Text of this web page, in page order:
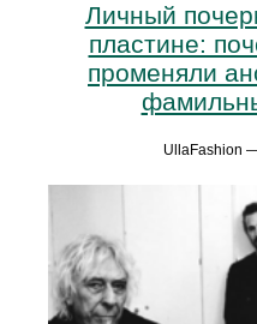
Личный
пластине:
променяли
UllaFashion